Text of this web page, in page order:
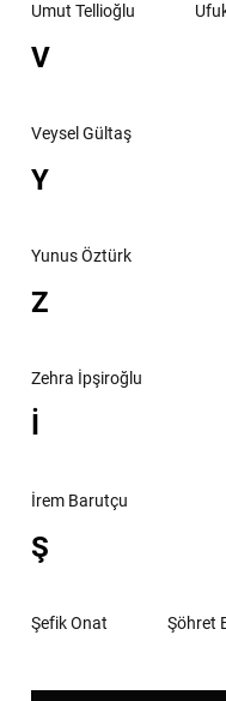
Umut Tellioğlu
V
Veysel Gültaş
Y
Yunus Öztürk
Z
Zehra İpşiroğlu
İ
İrem Barutçu
Ş
Şefik Onat Şöhret